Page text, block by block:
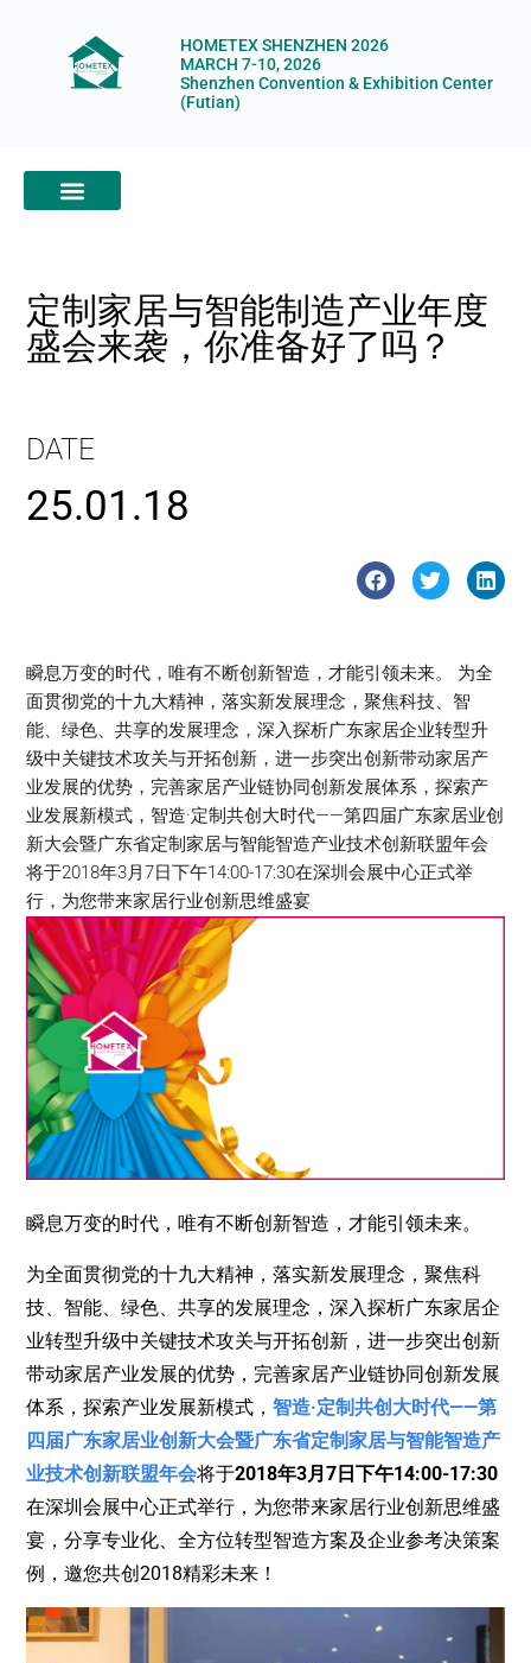
HOMETEX SHENZHEN 2026
MARCH 7-10, 2026
Shenzhen Convention & Exhibition Center
(Futian)
定制家居与智能制造产业年度
盛会来袭，你准备好了吗？
DATE
25.01.18
瞬息万变的时代，唯有不断创新智造，才能引领未来。 为全
面贯彻党的十九大精神，落实新发展理念，聚焦科技、智
能、绿色、共享的发展理念，深入探析广东家居企业转型升
级中关键技术攻关与开拓创新，进一步突出创新带动家居产
业发展的优势，完善家居产业链协同创新发展体系，探索产
业发展新模式，智造·定制共创大时代——第四届广东家居业创
新大会暨广东省定制家居与智能智造产业技术创新联盟年会
将于2018年3月7日下午14:00-17:30在深圳会展中心正式举
行，为您带来家居行业创新思维盛宴
瞬息万变的时代，唯有不断创新智造，才能引领未来。
为全面贯彻党的十九大精神，落实新发展理念，聚焦科
技、智能、绿色、共享的发展理念，深入探析广东家居企
业转型升级中关键技术攻关与开拓创新，进一步突出创新
带动家居产业发展的优势，完善家居产业链协同创新发展
体系，探索产业发展新模式，智造·定制共创大时代——第
四届广东家居业创新大会暨广东省定制家居与智能智造产
业技术创新联盟年会将于2018年3月7日下午14:00-17:30
在深圳会展中心正式举行，为您带来家居行业创新思维盛
宴，分享专业化、全方位转型智造方案及企业参考决策案
例，邀您共创2018精彩未来！